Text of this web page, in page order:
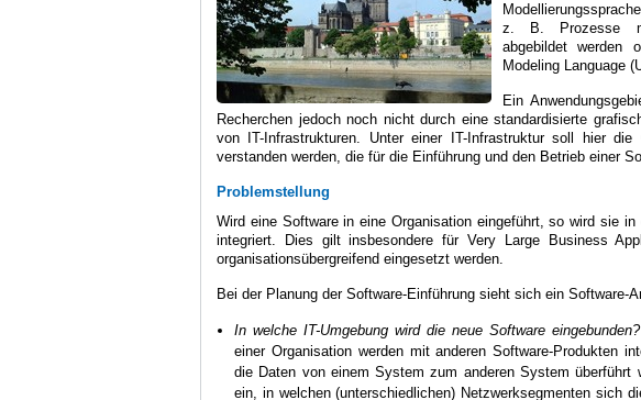
z. B. Prozesse
abgebildet werden
Modeling Language
Ein
Recherchen jedoch noch nicht durch eine standardisierte
von IT-Infrastrukturen. Unter einer IT-Infrastruktur soll hier die
verstanden werden, die für die Einführung und den Betrieb einer
Problemstellung
Wird eine Software in eine Organisation eingeführt, so wird sie
integriert. Dies gilt insbesondere für Very Large Business
organisationsübergreifend eingesetzt werden.
Bei der Planung der Software-Einführung sieht sich ein Software-
In welche IT-Umgebung wird die neue Software eingebunden?
einer Organisation werden mit anderen Software-Produkten
die Daten von einem System zum anderen System
ein, in welchen (unterschiedlichen) Netzwerksegmenten sich